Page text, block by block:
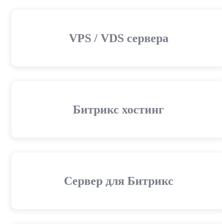
VPS / VDS сервера
Битрикс хостинг
Сервер для Битрикс